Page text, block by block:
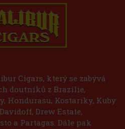
- Gold
75 Kč
Do košíku
Cigars, který se zabývá
doutníků z Brazílie,
Hondurasu, Kostariky, Kuby
Drew Estate,
a Partagas. Dále pak